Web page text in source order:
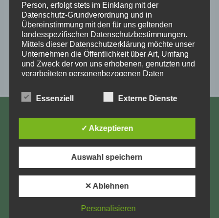
Veranstaltung-
Navigation
«Heimortgruppe
Langeoog
Selbsthilfegruppe
Bocholt»
KONTAKT
Aufarbeitung und Erforschung
Kiehlufer 43
info@Verschickungsheime.de
Person, erfolgt stets im Einklang mit der
Datenschutz-Grundverordnung und in
Übereinstimmung mit den für uns geltenden
landesspezifischen Datenschutzbestimmungen.
Mittels dieser Datenschutzerklärung möchte unser
Unternehmen die Öffentlichkeit über Art, Umfang
und Zweck der von uns erhobenen, genutzten und
verarbeiteten personenbezogenen Daten
mittels dieser Datenschutzerklärung über die ihnen
zustehenden Rechte aufgeklärt.
Wir haben als für die Verarbeitung Verantwortlicher
zahlreiche technische und organisatorische
Maßnahmen umgesetzt, um einen möglichst
verarbeiteten personenbezogenen Daten
sicherzustellen. Dennoch können Internetbasierte
Sicherheitslücken aufweisen, sodass ein absoluter
Schutz nicht gewährleistet werden kann. Aus
diesem Grund steht es jeder betroffenen Person
Essenziell Externe Dienste
✓ Akzeptieren
Auswahl speichern
✕ Ablehnen
Personalisieren